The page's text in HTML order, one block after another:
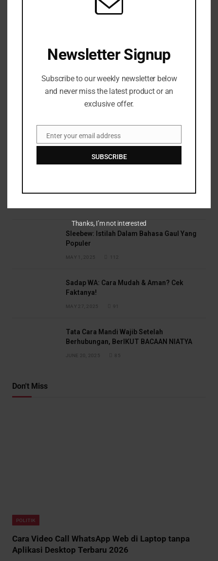
Save my name, email, and website in this browser
Sleebew: Istilah Dalam Bahasa Gaul Yang
Populer
MAY 1, 2025 112
Sadap WA: Cara Mudah & Aman? Cek
Faktanya!
MAY 27, 2025 91
Tata Cara Mandi Wajib Setelah
Berhubungan, BerIKUT BACAAN NIATYA
JUNE 20, 2025 85
Don't Miss
POLITIK
Cara Video Call WhatsApp Web di Laptop tanpa
Aplikasi Desktop Terbaru 2026
Newsletter Signup
Subscribe to our weekly newsletter below
and never miss the latest product or an
exclusive offer.
EmailEnter your email address
SUBSCRIBE
Thanks, I’m not interested